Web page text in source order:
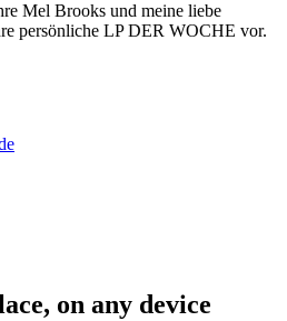
Mel Brooks und meine liebe
persönliche LP DER WOCHE vor.
on any device